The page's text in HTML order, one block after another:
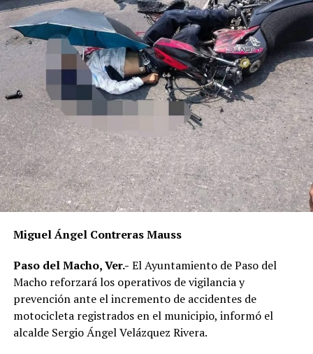
Miguel Ángel Contreras Mauss
Paso del Macho, Ver.- El Ayuntamiento de Paso del
Macho reforzará los operativos de vigilancia y
prevención ante el incremento de accidentes de
motocicleta registrados en el municipio, informó el
alcalde Sergio Ángel Velázquez Rivera.